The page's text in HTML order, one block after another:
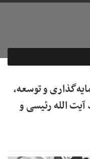
و توسعه،
الله‌ رئیسی و